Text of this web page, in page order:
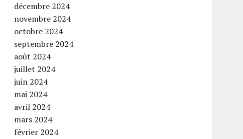
décembre 2024
novembre 2024
octobre 2024
septembre 2024
août 2024
juillet 2024
juin 2024
mai 2024
avril 2024
mars 2024
février 2024